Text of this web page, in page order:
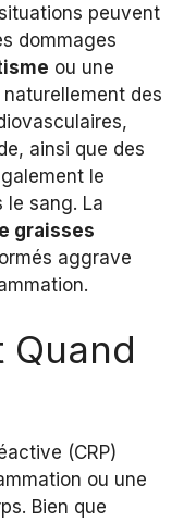
peuvent
dommages
ou une
des
ainsi que des
le
le sang. La
graisses
aggrave
Quand
(CRP)
ou une
Bien que